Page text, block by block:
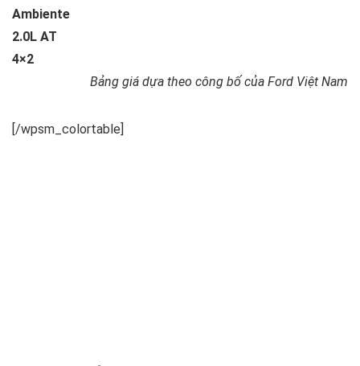
Ambiente
2.0L AT
4×2
Bảng giá dựa theo công bố của Ford Việt Nam
[/wpsm_colortable]